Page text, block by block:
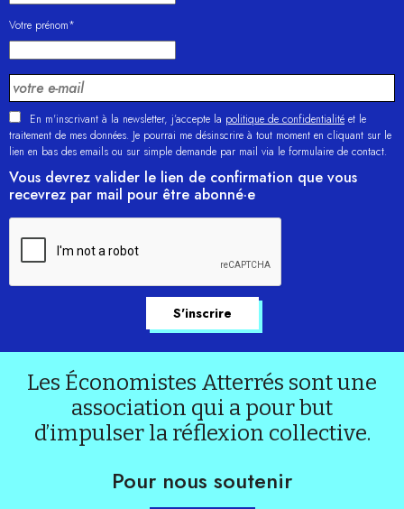
Votre prénom*
En m'inscrivant à la newsletter, j’accepte la politique de confidentialité et le
traitement de mes données. Je pourrai me désinscrire à tout moment en cliquant sur le
lien en bas des emails ou sur simple demande par mail via le formulaire de contact.
Vous devrez valider le lien de confirmation que vous
recevrez par mail pour être abonné·e
Les Économistes Atterrés sont une
association qui a pour but
d’impulser la réflexion collective.
Pour nous soutenir